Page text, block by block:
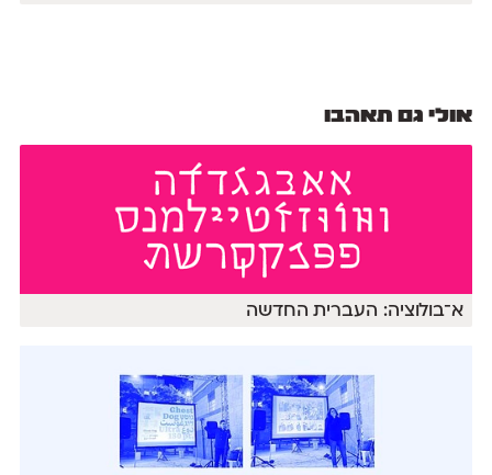
אולי גם תאהבו
א־בולוציה: העברית החדשה